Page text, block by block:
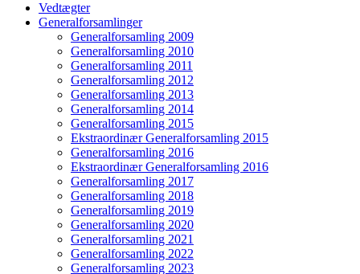
Vedtægter
Generalforsamlinger
Generalforsamling 2009
Generalforsamling 2010
Generalforsamling 2011
Generalforsamling 2012
Generalforsamling 2013
Generalforsamling 2014
Generalforsamling 2015
Ekstraordinær Generalforsamling 2015
Generalforsamling 2016
Ekstraordinær Generalforsamling 2016
Generalforsamling 2017
Generalforsamling 2018
Generalforsamling 2019
Generalforsamling 2020
Generalforsamling 2021
Generalforsamling 2022
Generalforsamling 2023